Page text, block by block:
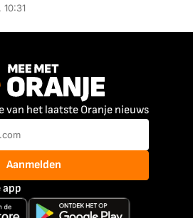
van het laatste Oranje nieuws
Aanmelden
app